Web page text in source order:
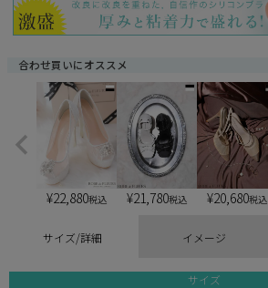
合わせ買いにオススメ
¥22,880税込 ¥21,780税込 ¥20,680税込
サイズ/詳細 イメージ
サイズ